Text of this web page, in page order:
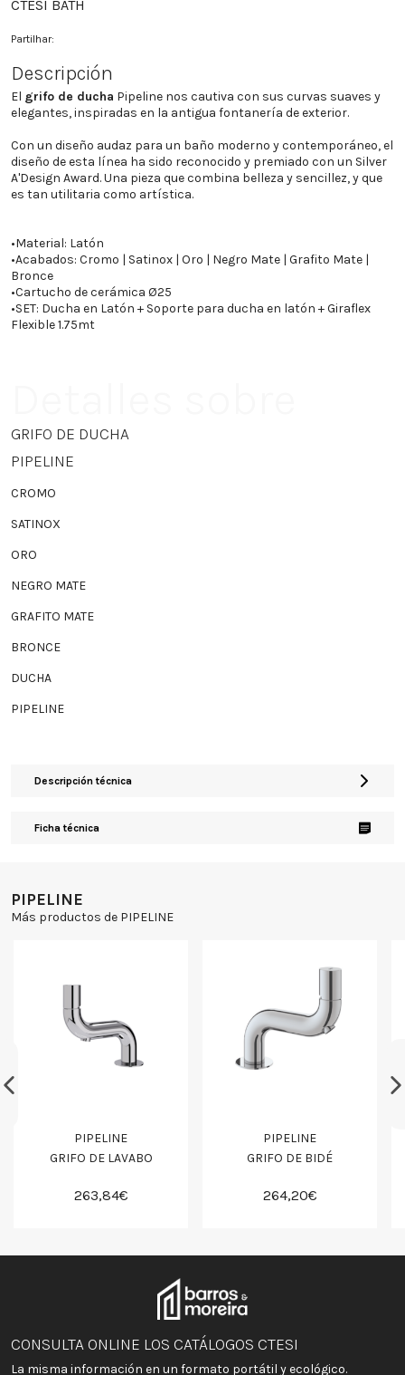
CTESI BATH
Partilhar:
Descripción
El grifo de ducha Pipeline nos cautiva con sus curvas suaves y
elegantes, inspiradas en la antigua fontanería de exterior.
Con un diseño audaz para un baño moderno y contemporáneo, el
diseño de esta línea ha sido reconocido y premiado con un Silver
A'Design Award. Una pieza que combina belleza y sencillez, y que
es tan utilitaria como artística.
•Material: Latón
•Acabados: Cromo | Satinox | Oro | Negro Mate | Grafito Mate |
Bronce
•Cartucho de cerámica Ø25
•SET: Ducha en Latón + Soporte para ducha en latón + Giraflex
Flexible 1.75mt
GRIFO DE DUCHA
PIPELINE
CROMO
SATINOX
ORO
NEGRO MATE
GRAFITO MATE
BRONCE
DUCHA
PIPELINE
Descripción técnica
Ficha técnica
PIPELINE
Más productos de PIPELINE
PIPELINE
GRIFO DE LAVABO
263,84€
PIPELINE
GRIFO DE BIDÉ
264,20€
CONSULTA ONLINE LOS CATÁLOGOS CTESI
La misma información en un formato portátil y ecológico.